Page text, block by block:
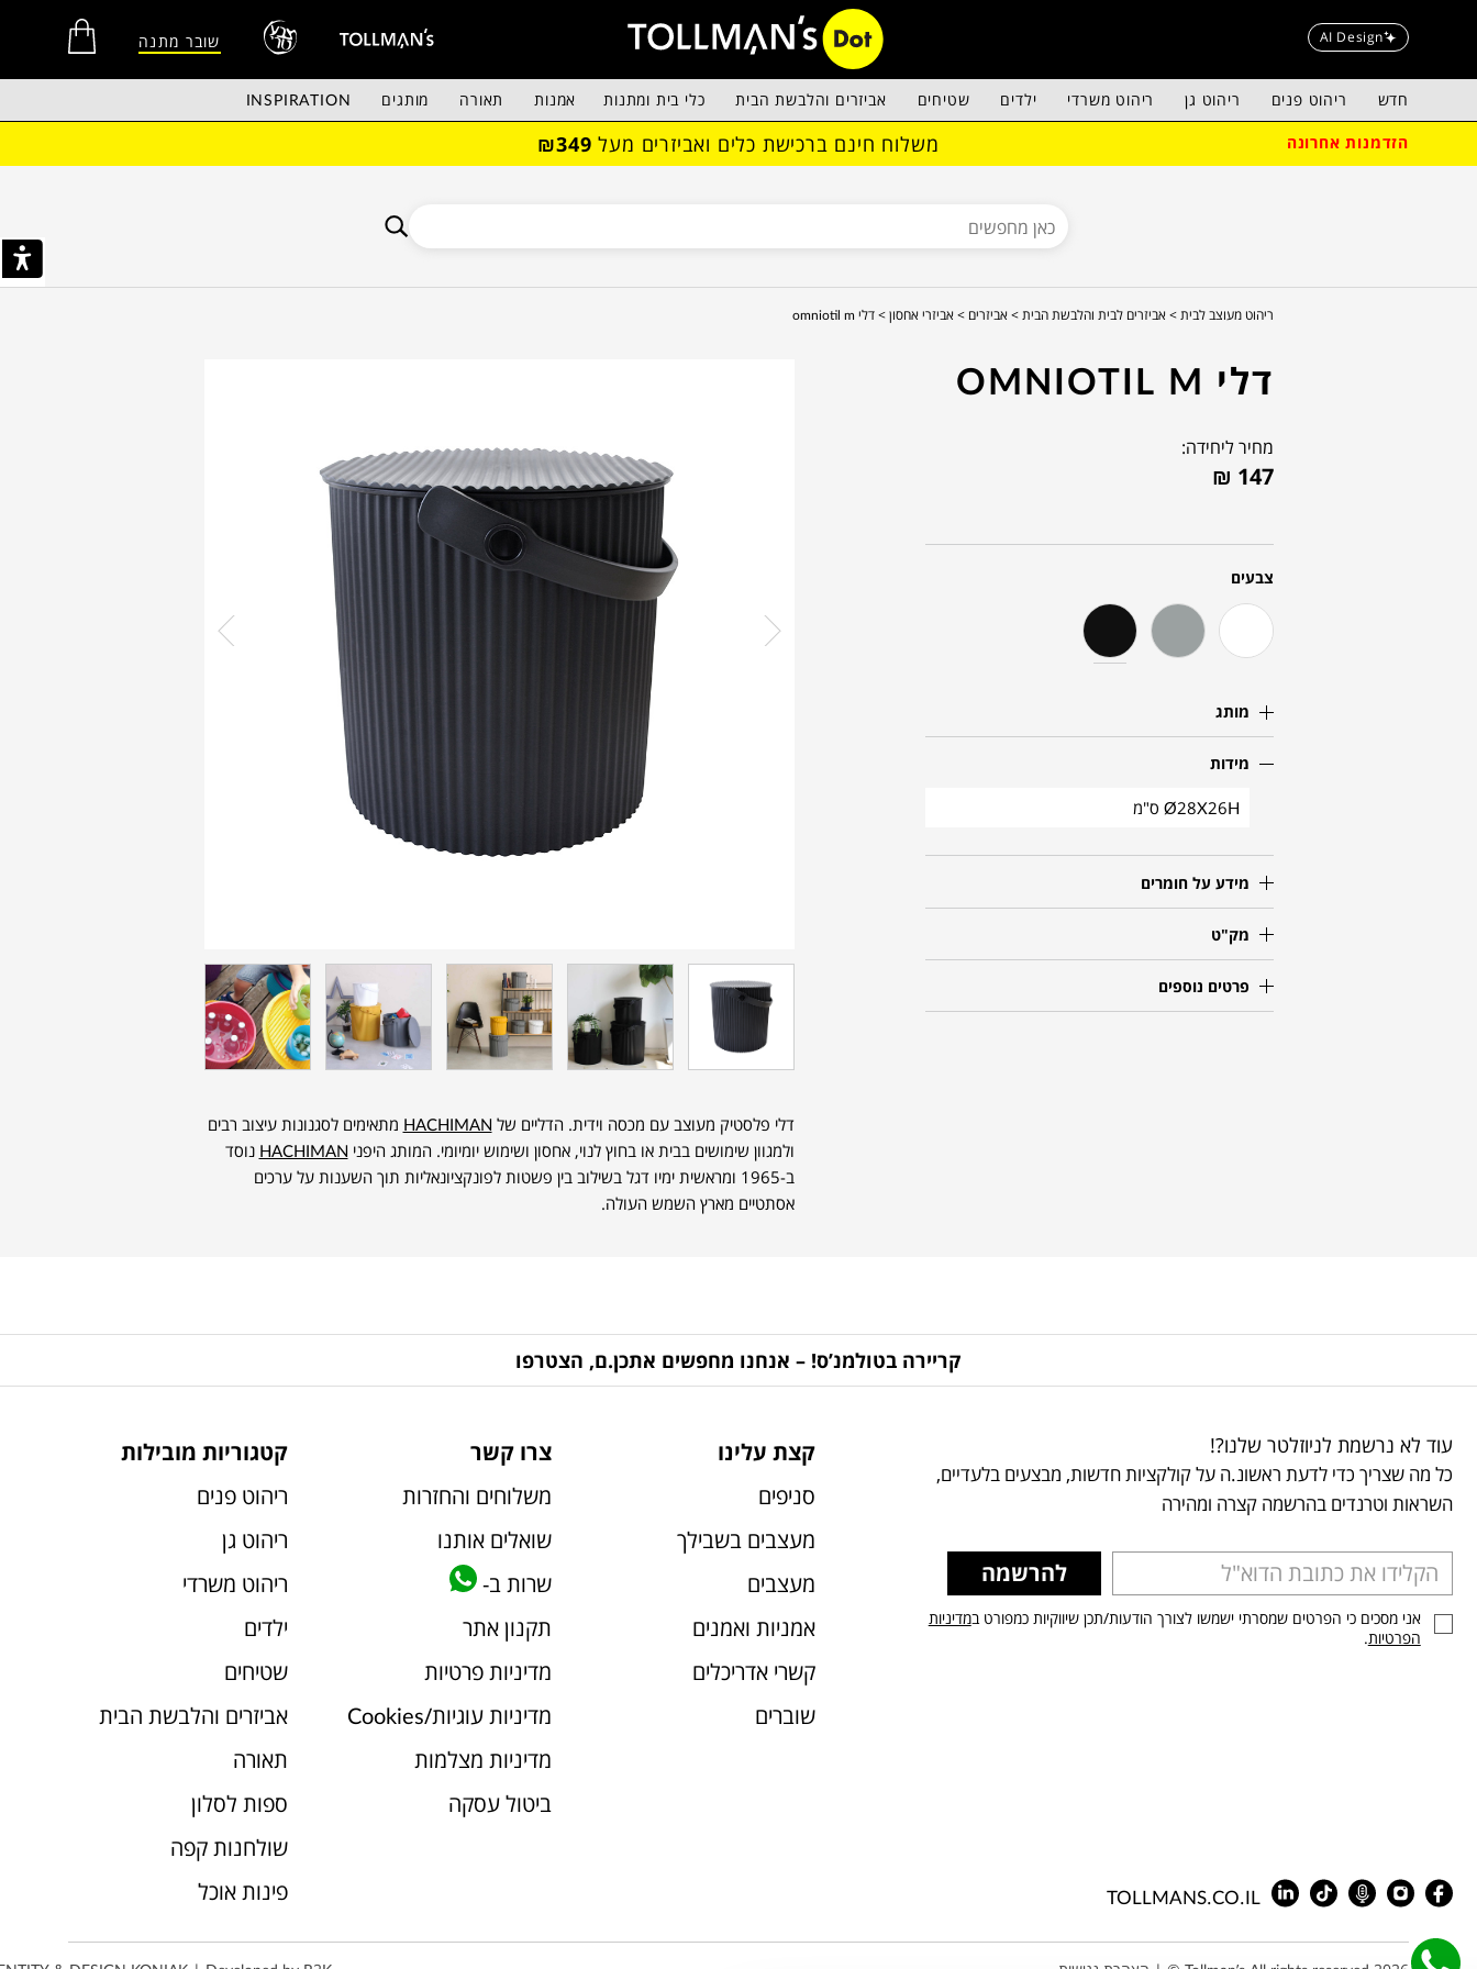
AI Design שובר מתנה
חדש ריהוט פנים ריהוט גן ריהוט משרדי ילדים שטיחים אביזרים והלבשת הבית כלי בית ומתנות אמנות תאורה מותגים INSPIRATION
הזדמנות אחרונה משלוח חינם ברכישת כלים ואביזרים מעל ₪349
ריהוט מעוצב לבית > אביזרים לבית והלבשת הבית > אביזרים > אביזרי אחסון > דלי omniotil m
דלי OMNIOTIL M
מחיר ליחידה:
₪ 147
צבעים
מותג
מידות
Ø28X26H ס"מ
מידע על חומרים
מק"ט
פרטים נוספים
דלי פלסטיק מעוצב עם מכסה וידית. הדליים של HACHIMAN מתאימים לסגנונות עיצוב רבים
ולמגוון שימושים בבית או בחוץ לנוי, אחסון ושימוש יומיומי. המותג היפני HACHIMAN נוסד
ב-1965 ומראשית ימיו דגל בשילוב בין פשטות לפונקציונאליות תוך השענות על ערכים
אסתטיים מארץ השמש העולה.
קריירה בטולמנ’ס! – אנחנו מחפשים אתכן.ם, הצטרפו
עוד לא נרשמת לניוזלטר שלנו?!
כל מה שצריך כדי לדעת ראשונ.ה על קולקציות חדשות, מבצעים בלעדיים,
השראות וטרנדים בהרשמה קצרה ומהירה
להרשמה
אני מסכים כי הפרטים שמסרתי ישמשו לצורך הודעות/תכן שיווקיות כמפורט במדיניות
הפרטיות.
TOLLMANS.CO.IL
קצת עלינו
סניפים
מעצבים בשבילך
מעצבים
אמניות ואמנים
קשרי אדריכלים
שוברים
צרו קשר
משלוחים והחזרות
שואלים אותנו
שרות ב-
תקנון אתר
מדיניות פרטיות
מדיניות עוגיות/Cookies
מדיניות מצלמות
ביטול עסקה
קטגוריות מובילות
ריהוט פנים
ריהוט גן
ריהוט משרדי
ילדים
שטיחים
אביזרים והלבשת הבית
תאורה
ספות לסלון
שולחנות קפה
פינות אוכל